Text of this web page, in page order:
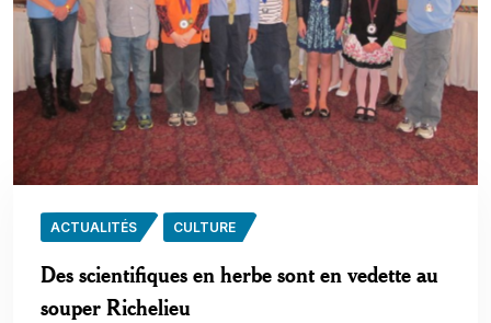
ACTUALITÉS CULTURE
Des scientifiques en herbe sont en vedette au
souper Richelieu